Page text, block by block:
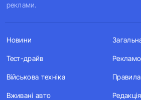
реклами.
Новини
Тест-драйв
Військова техніка
Вживані авто Редакція